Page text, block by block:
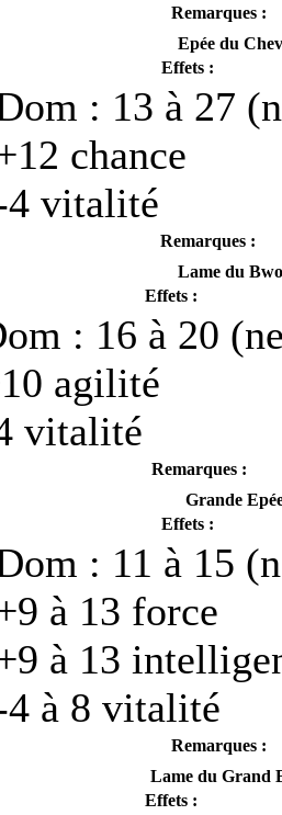
Remarques :
Epée du
Effets :
: 13 à 27
chance
4 vitalité
Remarques :
Lame du
Effets :
: 16 à 20
agilité
vitalité
Remarques :
Grande
Effets :
: 11 à 15
à 13 force
à 13
4 à 8 vitalité
Remarques :
Lame du Grand
Effets :